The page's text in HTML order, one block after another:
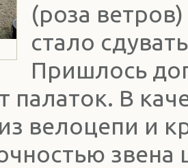
(роза
стало
Пришлось
палаток. В
велоцепи и